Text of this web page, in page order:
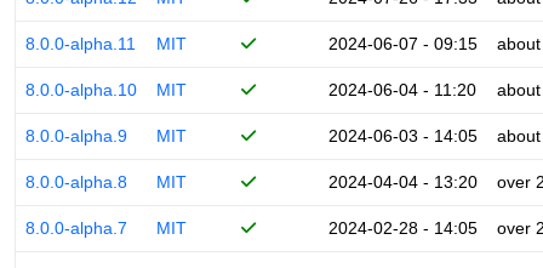
8.0.0-alpha.11 MIT 2024-06-07 - 09:15
8.0.0-alpha.10 MIT 2024-06-04 - 11:20
8.0.0-alpha.9 MIT 2024-06-03 - 14:05
8.0.0-alpha.8 MIT 2024-04-04 - 13:20 over
8.0.0-alpha.7 MIT 2024-02-28 - 14:05 over